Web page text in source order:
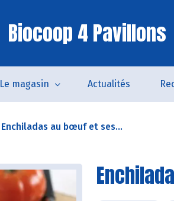
Biocoop 4 Pavillons
Le magasin Actualités
Enchiladas au bœuf et ses...